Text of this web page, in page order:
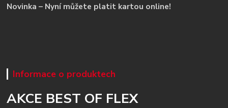
Novinka – Nyní můžete platit kartou online!
Informace o produktech
AKCE BEST OF FLEX